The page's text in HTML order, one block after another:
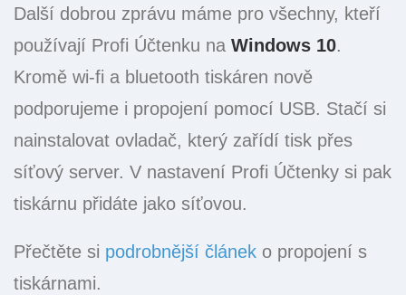
Další dobrou zprávu máme pro všechny, kteří
používají Profi Účtenku na Windows 10.
Kromě wi-fi a bluetooth tiskáren nově
podporujeme i propojení pomocí USB. Stačí si
nainstalovat ovladač, který zařídí tisk přes
síťový server. V nastavení Profi Účtenky si pak
tiskárnu přidáte jako síťovou.
Přečtěte si podrobnější článek o propojení s
tiskárnami.